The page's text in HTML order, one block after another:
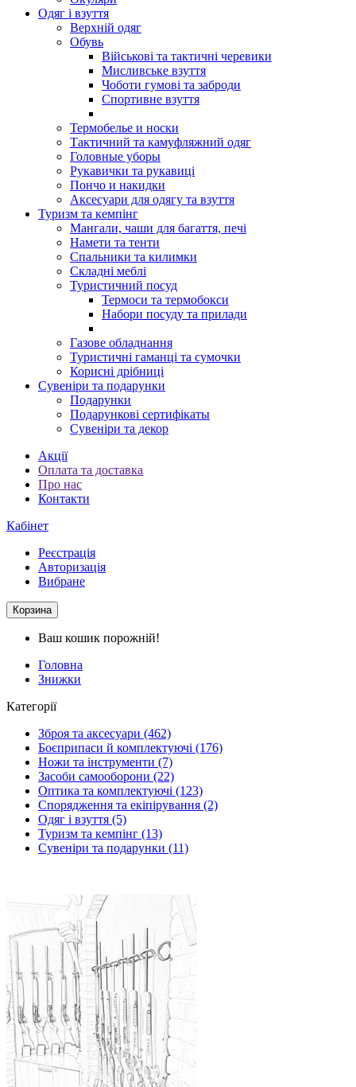
Одяг і взуття
Верхній одяг
Обувь
Військові та тактичні черевики
Мисливське взуття
Чоботи гумові та заброди
Спортивне взуття
Термобелье и носки
Тактичний та камуфляжний одяг
Головные уборы
Рукавички та рукавиці
Пончо и накидки
Аксесуари для одягу та взуття
Туризм та кемпінг
Мангали, чаши для багаття, печі
Намети та тенти
Спальники та килимки
Складні меблі
Туристичний посуд
Термоси та термобокси
Набори посуду та прилади
Газове обладнання
Туристичні гаманці та сумочки
Корисні дрібниці
Сувеніри та подарунки
Подарунки
Подарункові сертифікаты
Сувеніри та декор
Акції
Оплата та доставка
Про нас
Контакти
Кабінет
Реєстрація
Авторизація
Вибране
Корзина
Ваш кошик порожній!
Головна
Знижки
Категорії
Зброя та аксесуари (462)
Боєприпаси й комплектуючі (176)
Ножи та інструменти (7)
Засоби самооборони (22)
Оптика та комплектуючі (123)
Спорядження та екіпірування (2)
Одяг і взуття (5)
Туризм та кемпінг (13)
Сувеніри та подарунки (11)